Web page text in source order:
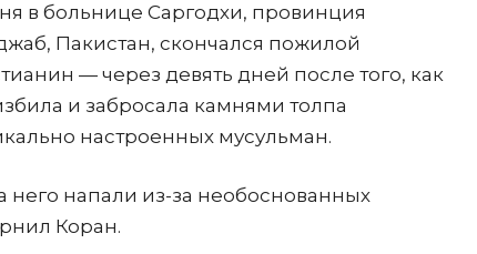
в больнице Саргодхи, провинция
Пакистан, скончался пожилой
— через девять дней после того, как
и забросала камнями толпа
настроенных мусульман.
него напали из-за необоснованных
Коран.